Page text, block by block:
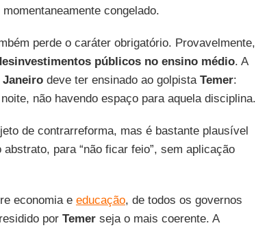
congelado.
perde o caráter obrigatório. Provavelmente,
públicos no ensino médio. A
deve ter ensinado ao golpista Temer:
não havendo espaço para aquela disciplina.
de contrarreforma, mas é bastante plausível
para “não ficar feio”, sem aplicação
economia e educação, de todos os governos
por Temerseja o mais coerente. A